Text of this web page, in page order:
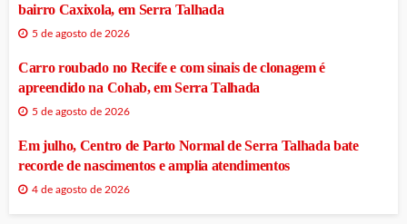
bairro Caxixola, em Serra Talhada
5 de agosto de 2026
Carro roubado no Recife e com sinais de clonagem é
apreendido na Cohab, em Serra Talhada
5 de agosto de 2026
Em julho, Centro de Parto Normal de Serra Talhada bate
recorde de nascimentos e amplia atendimentos
4 de agosto de 2026